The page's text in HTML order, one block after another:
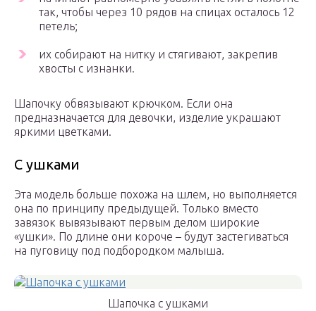
так, чтобы через 10 рядов на спицах осталось 12
петель;
их собирают на нитку и стягивают, закрепив
хвосты с изнанки.
Шапочку обвязывают крючком. Если она
предназначается для девочки, изделие украшают
яркими цветками.
С ушками
Эта модель больше похожа на шлем, но выполняется
она по принципу предыдущей. Только вместо
завязок вывязывают первым делом широкие
«ушки». По длине они короче – будут застегиваться
на пуговицу под подбородком малыша.
Шапочка с ушками